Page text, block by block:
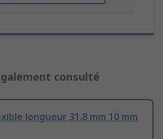
consulté
longueur 31.8 mm 10 mm